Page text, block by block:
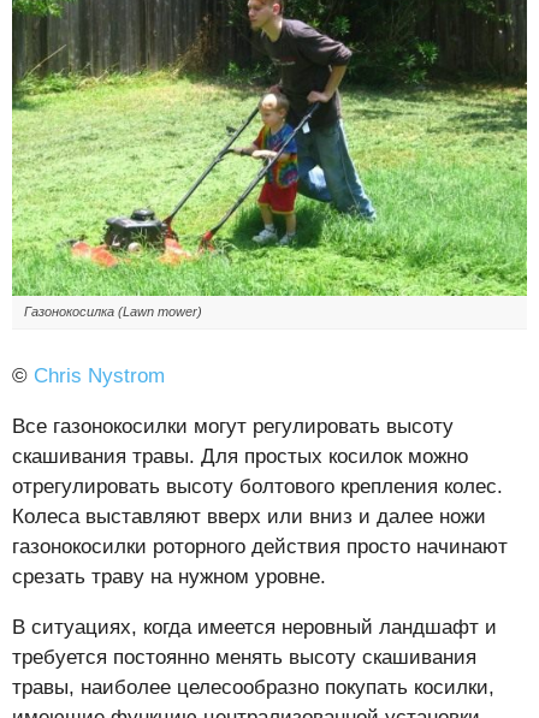
Газонокосилка (Lawn mower)
© Chris Nystrom
Все газонокосилки могут регулировать высоту
скашивания травы. Для простых косилок можно
отрегулировать высоту болтового крепления колес.
Колеса выставляют вверх или вниз и далее ножи
газонокосилки роторного действия просто начинают
срезать траву на нужном уровне.
В ситуациях, когда имеется неровный ландшафт и
требуется постоянно менять высоту скашивания
травы, наиболее целесообразно покупать косилки,